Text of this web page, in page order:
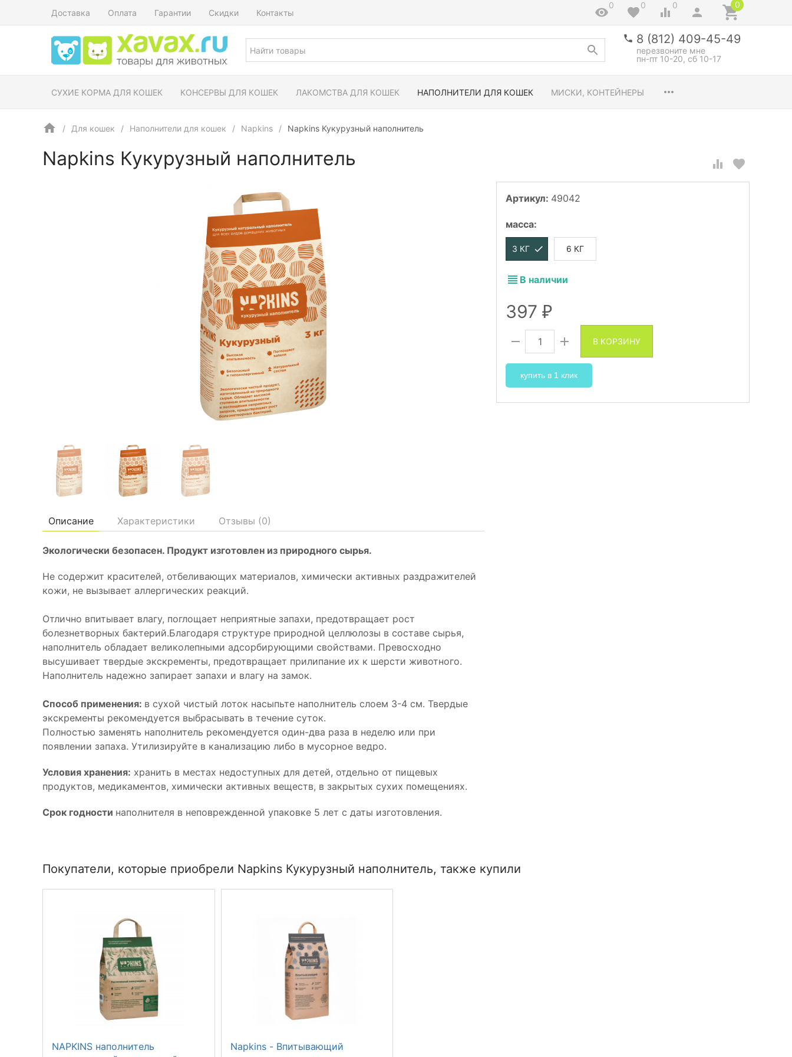
Доставка Оплата Гарантии Скидки Контакты
0 0 0 0
8 (812) 409-45-49
перезвоните мне
пн-пт 10-20, сб 10-17
СУХИЕ КОРМА ДЛЯ КОШЕК КОНСЕРВЫ ДЛЯ КОШЕК ЛАКОМСТВА ДЛЯ КОШЕК НАПОЛНИТЕЛИ ДЛЯ КОШЕК МИСКИ, КОНТЕЙНЕРЫ
Для кошек Наполнители для кошек Napkins Napkins Кукурузный наполнитель
Napkins Кукурузный наполнитель
Артикул: 49042
масса:
3 КГ 6 КГ
В наличии
397 ₽
В КОРЗИНУ
купить в 1 клик
Описание Характеристики Отзывы (0)
Экологически безопасен. Продукт изготовлен из природного сырья.
Не содержит красителей, отбеливающих материалов, химически активных раздражителей
кожи, не вызывает аллергических реакций.
Отлично впитывает влагу, поглощает неприятные запахи, предотвращает рост
болезнетворных бактерий.Благодаря структуре природной целлюлозы в составе сырья,
наполнитель обладает великолепными адсорбирующими свойствами. Превосходно
высушивает твердые экскременты, предотвращает прилипание их к шерсти животного.
Наполнитель надежно запирает запахи и влагу на замок.
Способ применения: в сухой чистый лоток насыпьте наполнитель слоем 3-4 см. Твердые
экскременты рекомендуется выбрасывать в течение суток.
Полностью заменять наполнитель рекомендуется один-два раза в неделю или при
появлении запаха. Утилизируйте в канализацию либо в мусорное ведро.
Условия хранения: хранить в местах недоступных для детей, отдельно от пищевых
продуктов, медикаментов, химически активных веществ, в закрытых сухих помещениях.
Срок годности наполнителя в неповрежденной упаковке 5 лет с даты изготовления.
Покупатели, которые приобрели Napkins Кукурузный наполнитель, также купили
NAPKINS наполнитель
Napkins - Впитывающий